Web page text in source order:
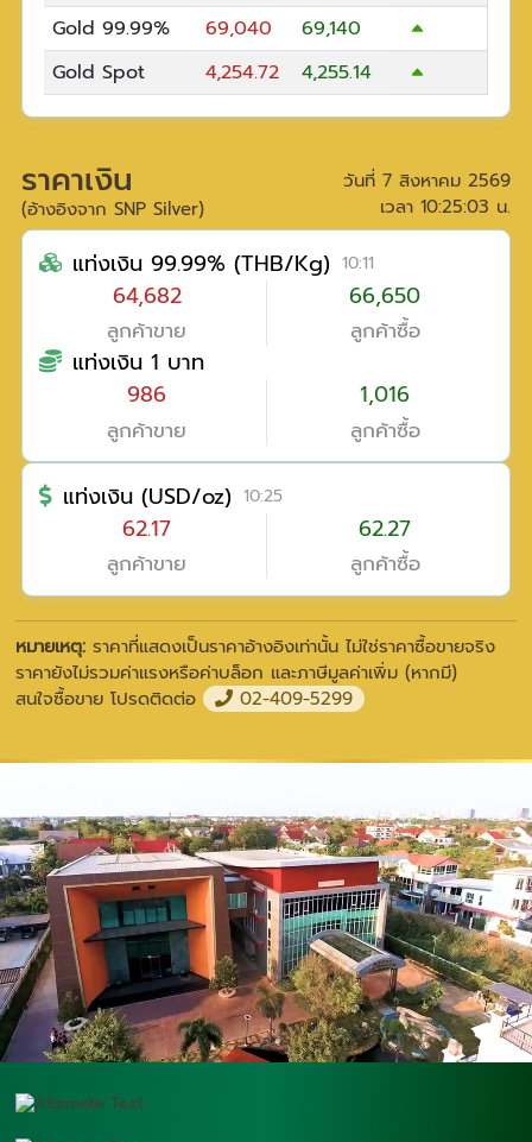
Gold 99.99%
69,040
69,140
Gold Spot
4,254.72 4,255.14
ราคาเงิน
(อ้างอิงจาก SNP Silver)
วันที่ 7 สิงหาคม 2569
เวลา 10:25:03 น.
แท่งเงิน 99.99% (THB/Kg) 10:11
64,682
ลูกค้าขาย
66,650
ลูกค้าซื้อ
แท่งเงิน 1 บาท
986
ลูกค้าขาย
1,016
ลูกค้าซื้อ
แท่งเงิน (USD/oz) 10:25
62.17
ลูกค้าขาย
62.27
ลูกค้าซื้อ
หมายเหตุ:ราคาที่แสดงเป็นราคาอ้างอิงเท่านั้น ไม่ใช่ราคาซื้อขายจริง
ราคายังไม่รวมค่าแรงหรือค่าบล็อก และภาษีมูลค่าเพิ่ม (หากมี)
สนใจซื้อขาย โปรดติดต่อ
02-409-5299